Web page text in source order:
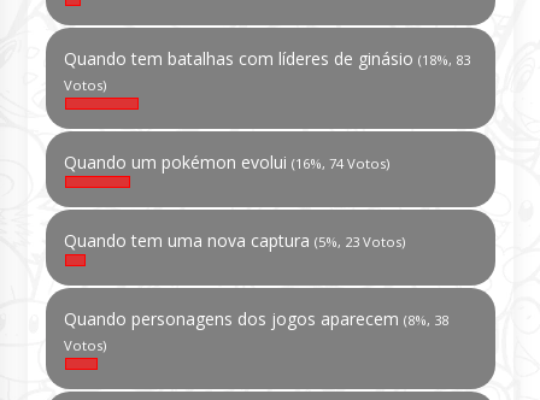
Quando tem batalhas com líderes de ginásio (18%, 83
Votos)
Quando um pokémon evolui (16%, 74 Votos)
Quando tem uma nova captura (5%, 23 Votos)
Quando personagens dos jogos aparecem (8%, 38
Votos)